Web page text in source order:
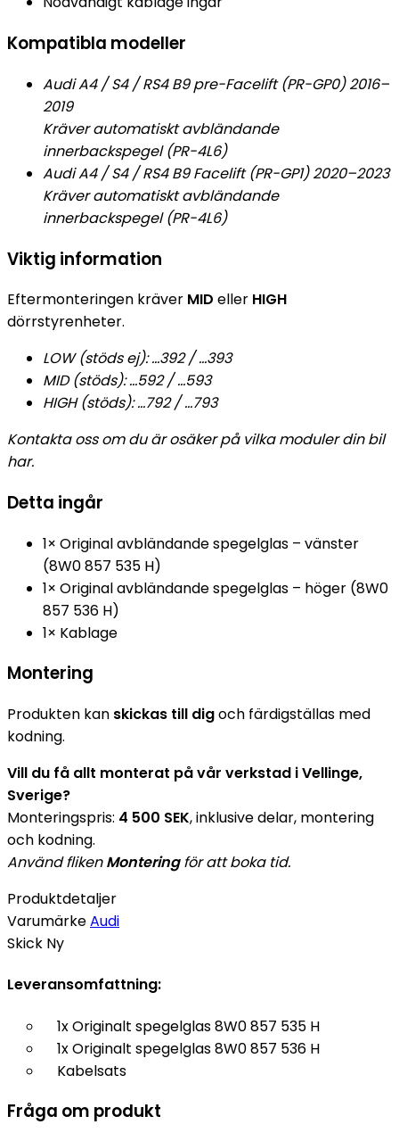
Kompatibla modeller
Audi A4 / S4 / RS4 B9 pre-Facelift (PR-GP0) 2016–
2019
Kräver automatiskt avbländande
innerbackspegel (PR-4L6)
Audi A4 / S4 / RS4 B9 Facelift (PR-GP1) 2020–2023
Kräver automatiskt avbländande
innerbackspegel (PR-4L6)
Viktig information
Eftermonteringen kräver MID eller HIGH
dörrstyrenheter.
LOW (stöds ej): …392 / …393
MID (stöds): …592 / …593
HIGH (stöds): …792 / …793
Kontakta oss om du är osäker på vilka moduler din bil
har.
Detta ingår
1× Original avbländande spegelglas – vänster
(8W0 857 535 H)
1× Original avbländande spegelglas – höger (8W0
857 536 H)
1× Kablage
Montering
Produkten kan skickas till digoch färdigställas med
kodning.
Vill du få allt monterat på vår verkstad i Vellinge,
Sverige?
Monteringspris: 4 500 SEK, inklusive delar, montering
och kodning.
Använd flikenMonteringför att boka tid.
Produktdetaljer
VarumärkeAudi
Skick Ny
Leveransomfattning:
1x Originalt spegelglas 8W0 857 535 H
1x Originalt spegelglas 8W0 857 536 H
Kabelsats
Fråga om produkt